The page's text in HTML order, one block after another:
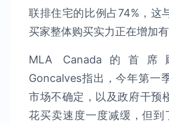
联排住宅的比例占74%，这
买家整体购买实力正在增加有
MLA Canada的首席
Goncalves指出，今年第一
市场不确定，以及政府干预
花买卖速度一度减缓，但到